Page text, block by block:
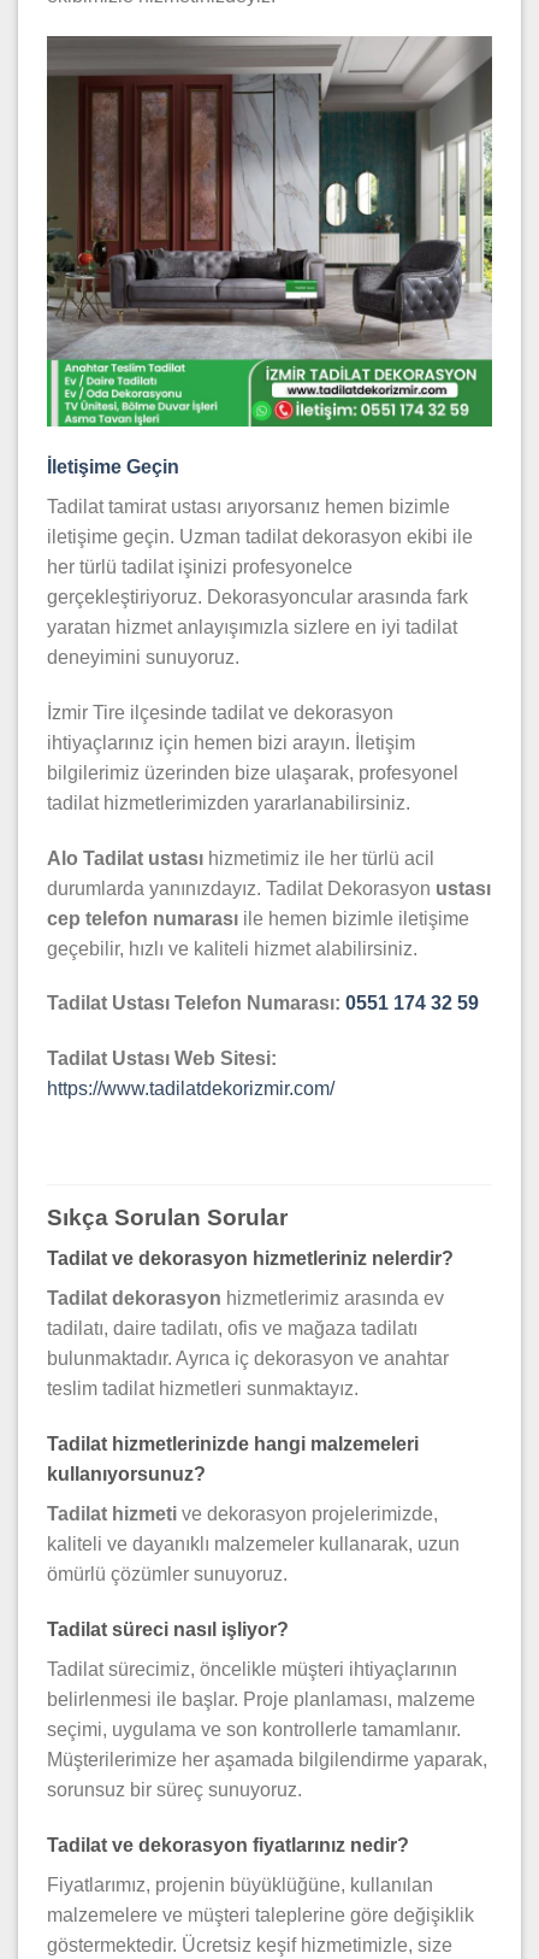
İletişime Geçin
Tadilat tamirat ustası arıyorsanız hemen bizimle
iletişime geçin. Uzman tadilat dekorasyon ekibi ile
her türlü tadilat işinizi profesyonelce
gerçekleştiriyoruz. Dekorasyoncular arasında fark
yaratan hizmet anlayışımızla sizlere en iyi tadilat
deneyimini sunuyoruz.
İzmir Tire ilçesinde tadilat ve dekorasyon
ihtiyaçlarınız için hemen bizi arayın. İletişim
bilgilerimiz üzerinden bize ulaşarak, profesyonel
tadilat hizmetlerimizden yararlanabilirsiniz.
Alo Tadilat ustası hizmetimiz ile her türlü acil
durumlarda yanınızdayız. Tadilat Dekorasyon ustası
cep telefon numarası ile hemen bizimle iletişime
geçebilir, hızlı ve kaliteli hizmet alabilirsiniz.
Tadilat Ustası Telefon Numarası: 0551 174 32 59
Tadilat Ustası Web Sitesi:
https://www.tadilatdekorizmir.com/
Sıkça Sorulan Sorular
Tadilat ve dekorasyon hizmetleriniz nelerdir?
Tadilat dekorasyon hizmetlerimiz arasında ev
tadilatı, daire tadilatı, ofis ve mağaza tadilatı
bulunmaktadır. Ayrıca iç dekorasyon ve anahtar
teslim tadilat hizmetleri sunmaktayız.
Tadilat hizmetlerinizde hangi malzemeleri
kullanıyorsunuz?
Tadilat hizmeti ve dekorasyon projelerimizde,
kaliteli ve dayanıklı malzemeler kullanarak, uzun
ömürlü çözümler sunuyoruz.
Tadilat süreci nasıl işliyor?
Tadilat sürecimiz, öncelikle müşteri ihtiyaçlarının
belirlenmesi ile başlar. Proje planlaması, malzeme
seçimi, uygulama ve son kontrollerle tamamlanır.
Müşterilerimize her aşamada bilgilendirme yaparak,
sorunsuz bir süreç sunuyoruz.
Tadilat ve dekorasyon fiyatlarınız nedir?
Fiyatlarımız, projenin büyüklüğüne, kullanılan
malzemelere ve müşteri taleplerine göre değişiklik
göstermektedir. Ücretsiz keşif hizmetimizle, size